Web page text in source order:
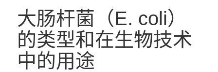
大肠杆菌（E. coli）
的类型和在生物技术
中的用途